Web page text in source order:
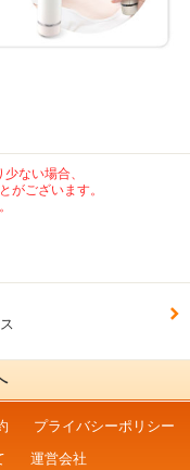
ない場合、
がございます。
プライバシーポリシー
運営会社